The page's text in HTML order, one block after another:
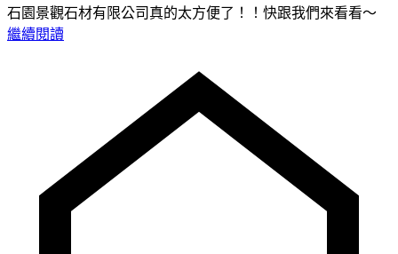
石園景觀石材有限公司真的太方便了！！快跟我們來看看～
繼續閱讀